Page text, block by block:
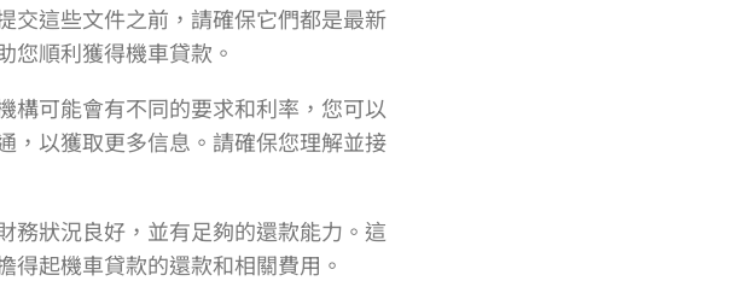
交這些文件之前，請確保它們都是最新
您順利獲得機車貸款。
構可能會有不同的要求和利率，您可以
，以獲取更多信息。請確保您理解並接
務狀況良好，並有足夠的還款能力。這
起機車貸款的還款和相關費用。